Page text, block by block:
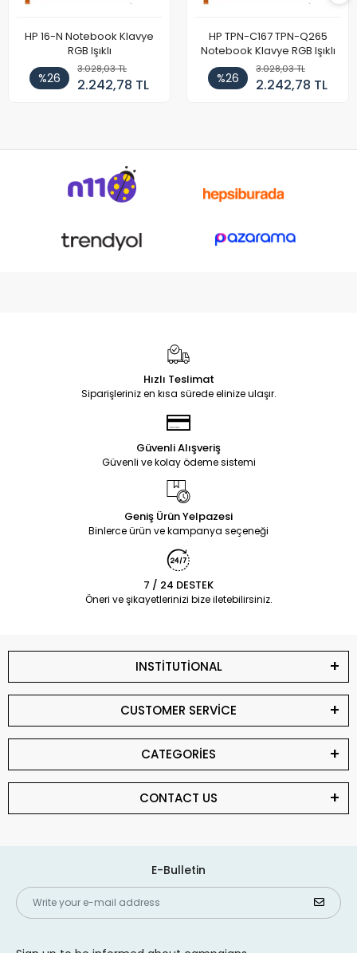
HP 16-N Notebook Klavye
RGB Işıklı
%26
3.028,03 TL
2.242,78 TL
HP TPN-C167 TPN-Q265
Notebook Klavye RGB Işıklı
%26
3.028,03 TL
2.242,78 TL
Hızlı Teslimat
Siparişleriniz en kısa sürede elinize ulaşır.
Güvenli Alışveriş
Güvenli ve kolay ödeme sistemi
Geniş Ürün Yelpazesi
Binlerce ürün ve kampanya seçeneği
7 / 24 DESTEK
Öneri ve şikayetlerinizi bize iletebilirsiniz.
INSTİTUTİONAL
CUSTOMER SERVİCE
CATEGORİES
CONTACT US
E-Bulletin